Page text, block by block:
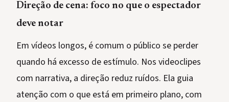
Direção de cena: foco no que o espectador
deve notar
Em vídeos longos, é comum o público se perder
quando há excesso de estímulo. Nos videoclipes
com narrativa, a direção reduz ruídos. Ela guia
atenção com o que está em primeiro plano, com